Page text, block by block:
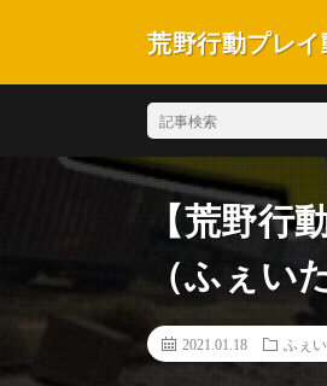
荒野行動プレ
【荒野行
（ふぇい
2021.01.18 ふぇ